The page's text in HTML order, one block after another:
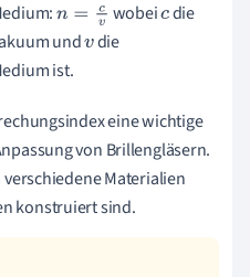
n=cv wobeicdie
undvdie
ist.
eine wichtige
von Brillengläsern.
Materialien
konstruiert sind.